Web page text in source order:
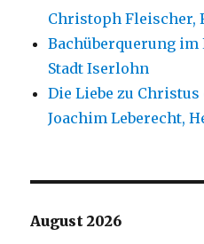
Christoph Fleischer,
Bachüberquerung
Stadt Iserlohn
Die Liebe zu
Joachim Leberecht,
August 2026